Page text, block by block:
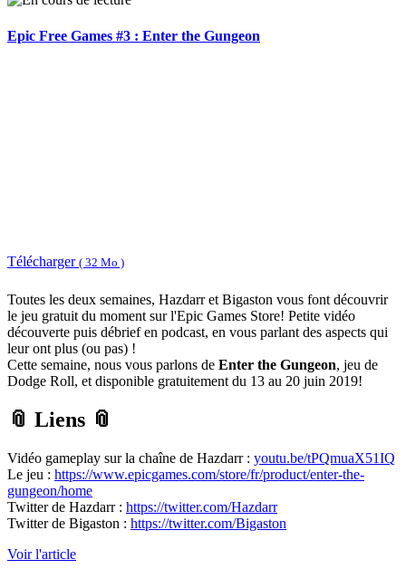
Epic Free Games #3 : Enter the Gungeon
Télécharger ( 32 Mo )
Toutes les deux semaines, Hazdarr et Bigaston vous font découvrir
le jeu gratuit du moment sur l'Epic Games Store! Petite vidéo
découverte puis débrief en podcast, en vous parlant des aspects qui
leur ont plus (ou pas) !
Cette semaine, nous vous parlons de Enter the Gungeon, jeu de
Dodge Roll, et disponible gratuitement du 13 au 20 juin 2019!
📎 Liens 📎
Vidéo gameplay sur la chaîne de Hazdarr : youtu.be/tPQmuaX51IQ
Le jeu : https://www.epicgames.com/store/fr/product/enter-the-
gungeon/home
Twitter de Hazdarr : https://twitter.com/Hazdarr
Twitter de Bigaston : https://twitter.com/Bigaston
Voir l'article